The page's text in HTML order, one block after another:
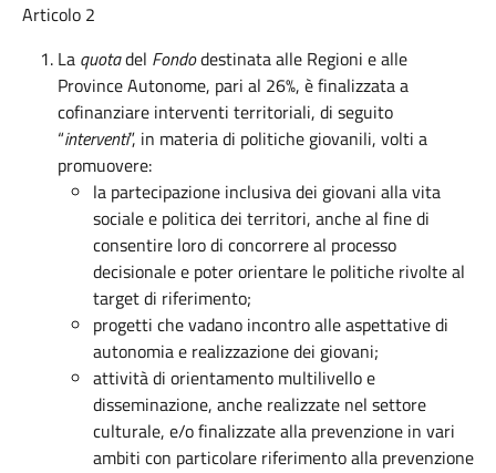
Articolo 2
La quotadel Fondodestinata alle Regioni e alle
Province Autonome, pari al 26%, è finalizzata a
cofinanziare interventi territoriali, di seguito
“interventi”, in materia di politiche giovanili, volti a
promuovere:
la partecipazione inclusiva dei giovani alla vita
sociale e politica dei territori, anche al fine di
consentire loro di concorrere al processo
decisionale e poter orientare le politiche rivolte al
target di riferimento;
progetti che vadano incontro alle aspettative di
autonomia e realizzazione dei giovani;
attività di orientamento multilivello e
disseminazione, anche realizzate nel settore
culturale, e/o finalizzate alla prevenzione in vari
ambiti con particolare riferimento alla prevenzione